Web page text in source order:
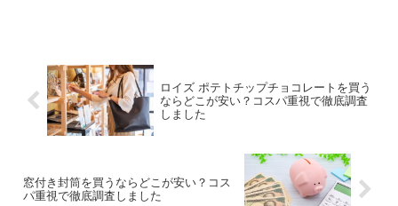
ロイズ ポテトチップチョコレートを買う
ならどこが安い？コスパ重視で徹底調査
しました
窓付き封筒を買うならどこが安い？コス
パ重視で徹底調査しました